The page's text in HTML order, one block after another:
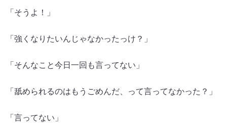
「そうよ！」
「強くなりたいんじゃなかったっけ？」
「そんなこと今日一回も言ってない」
「舐められるのはもうごめんだ、って言ってなかった？」
「言ってない」